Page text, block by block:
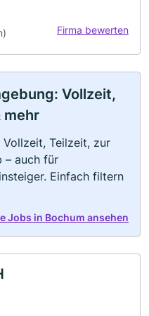
Firma bewerten
Vollzeit,
mehr
Teilzeit, zur
– auch für
Einfach filtern
Jobs in Bochum ansehen